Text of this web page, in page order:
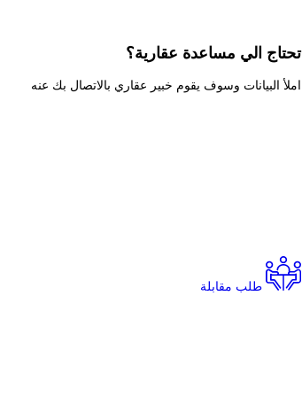
تحتاج الي مساعدة عقارية؟
املأ البيانات وسوف يقوم خبير عقاري بالاتصال بك عنه
طلب مقابلة